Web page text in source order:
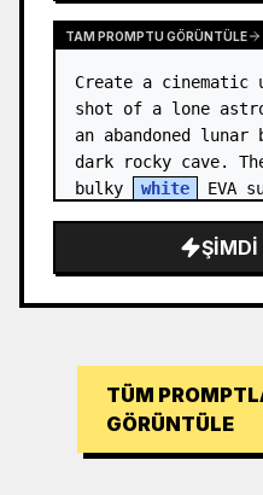
TAM PROMPTU GÖRÜNTÜLE
Create a
shot of a lone
an abandoned
dark rocky cave.
bulky
white
EVA
ŞIMDI
TÜM
GÖRÜNTÜLE